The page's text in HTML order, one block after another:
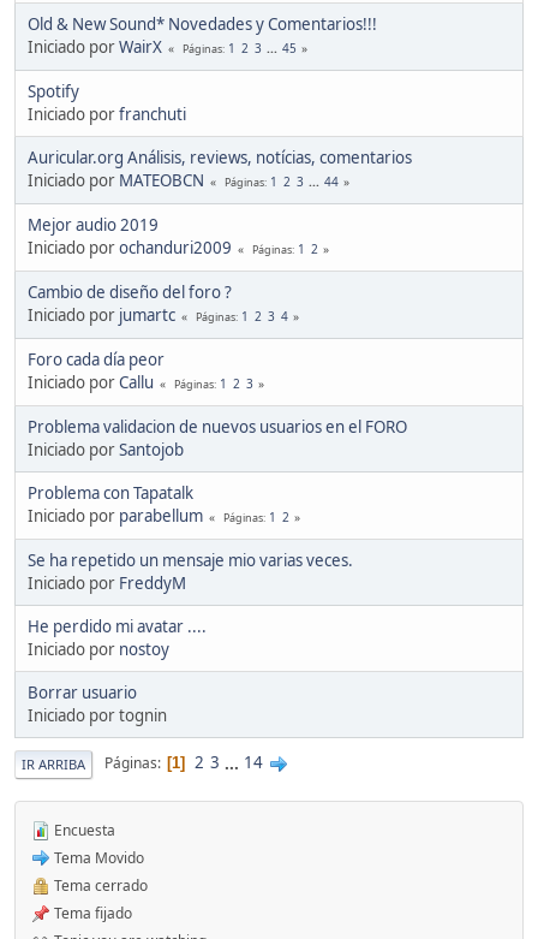
Old & New Sound* Novedades y Comentarios!!!
Iniciado porWairX Páginas 1 2 3 ... 45
Spotify
Iniciado porfranchuti
Auricular.org Análisis, reviews, notícias, comentarios
Iniciado por MATEOBCN Páginas 1 2 3 ... 44
Mejor audio 2019
Iniciado porochanduri2009 Páginas 1 2
Cambio de diseño del foro ?
Iniciado por jumartc Páginas 1 2 3 4
Foro cada día peor
Iniciado porCallu Páginas 1 2 3
Problema validacion de nuevos usuarios en el FORO
Iniciado porSantojob
Problema con Tapatalk
Iniciado por parabellum Páginas 1 2
Se ha repetido un mensaje mio varias veces.
Iniciado por FreddyM
He perdido mi avatar ....
Iniciado por nostoy
Borrar usuario
Iniciado por tognin
IR ARRIBA Páginas 1 2 3 ... 14
Encuesta
Tema Movido
Tema cerrado
Tema fijado